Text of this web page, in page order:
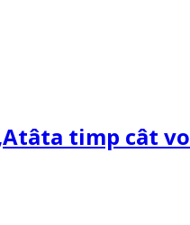
timp cât